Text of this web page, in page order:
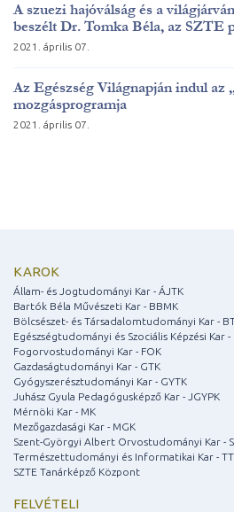
A szuezi hajóválság és a
beszélt Dr. Tomka Béla, az SZTE
2021. április 07.
Az Egészség Világnapján indul az
mozgásprogramja
2021. április 07.
KAROK
Állam- és Jogtudományi Kar - ÁJTK
Bartók Béla Művészeti Kar - BBMK
Bölcsészet- és Társadalomtudományi Kar -
Egészségtudományi és Szociális Képzési Kar -
Fogorvostudományi Kar - FOK
Gazdaságtudományi Kar - GTK
Gyógyszerésztudományi Kar - GYTK
Juhász Gyula Pedagógusképző Kar - JGYPK
Mérnöki Kar - MK
Mezőgazdasági Kar - MGK
Szent-Györgyi Albert Orvostudományi Kar -
Természettudományi és Informatikai Kar -
SZTE Tanárképző Központ
FELVÉTELI